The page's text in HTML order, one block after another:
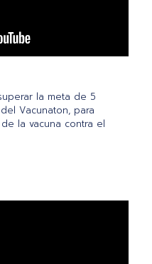
la meta de 5
Vacunaton, para
la vacuna contra el